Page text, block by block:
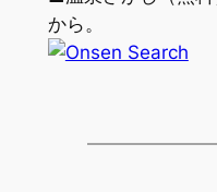
から。